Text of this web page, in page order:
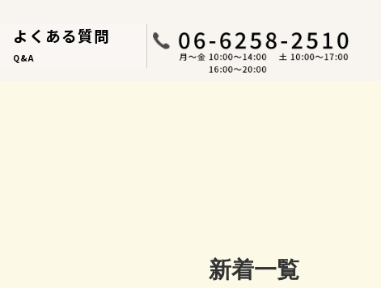
よくある質問
Q&A
新着一覧